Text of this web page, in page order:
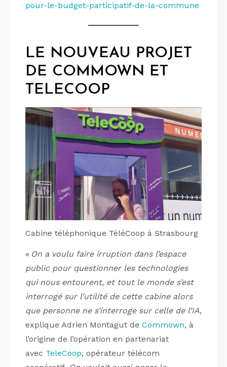
pour-le-budget-participatif-de-la-commune
LE NOUVEAU PROJET
DE COMMOWN ET
TELECOOP
Cabine téléphonique TéléCoop à Strasbourg
« On a voulu faire irruption dans l’espace
public pour questionner les technologies
qui nous entourent, et tout le monde s’est
interrogé sur l’utilité de cette cabine alors
que personne ne s’interroge sur celle de l’IA,
explique Adrien Montagut de Commown, à
l’origine de l’opération en partenariat
avec TeleCoop, opérateur télécom